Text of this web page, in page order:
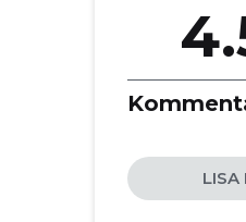
LISA